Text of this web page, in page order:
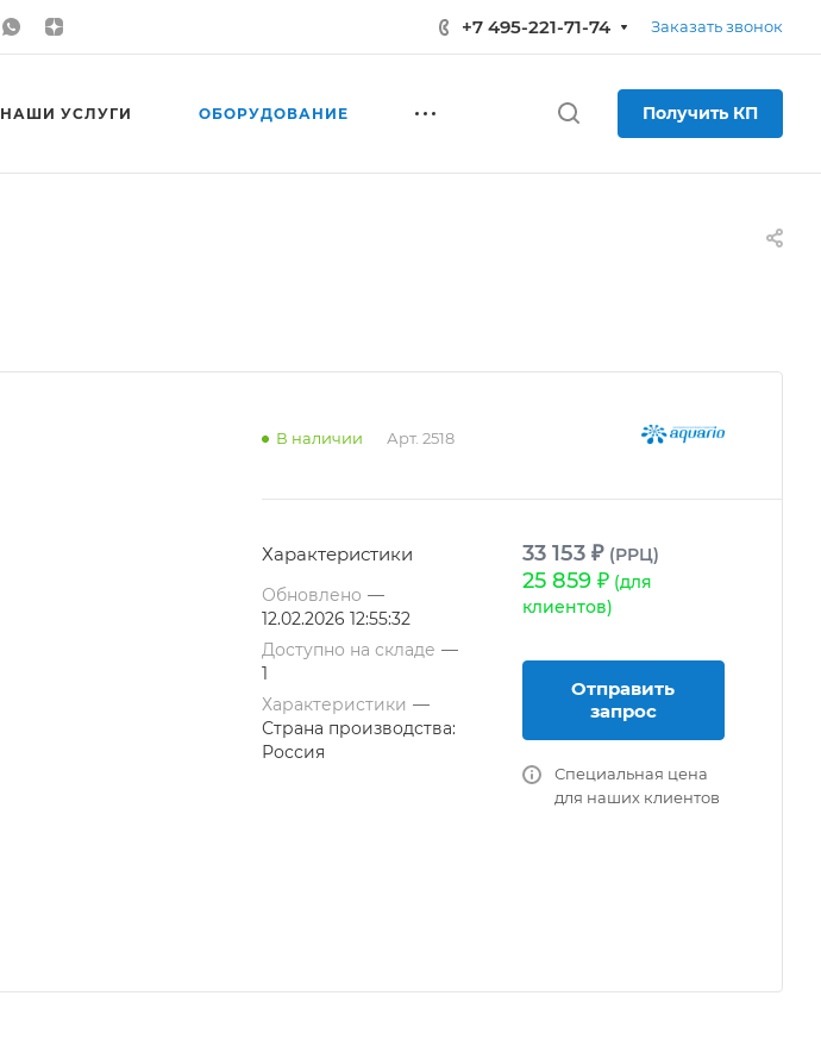
+7 495-221-71-74 Заказать звонок
НАШИ УСЛУГИ ОБОРУДОВАНИЕ Получить КП
В наличии Арт. 2518
Характеристики
Обновлено —
12.02.2026 12:55:32
Доступно на складе —
1
Характеристики —
Страна производства:
Россия
33 153 ₽ (РРЦ)
25 859 ₽(для
клиентов)
Отправить
запрос
Специальная цена
для наших клиентов